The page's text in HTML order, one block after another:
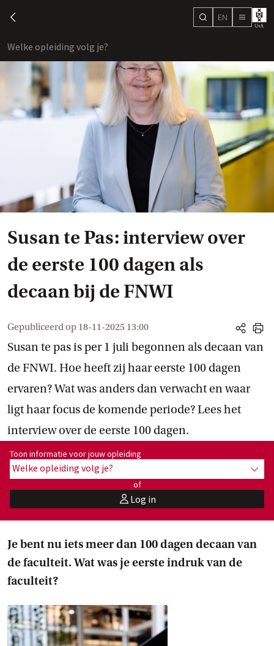
chevron-left search
EN menu
Welke opleiding volg je?
Susan te Pas: interview over
de eerste 100 dagen als
decaan bij de FNWI
Gepubliceerd op 18-11-2025 13:00
share
print
Susan te pas is per 1 juli begonnen als decaan van
de FNWI. Hoe heeft zij haar eerste 100 dagen
ervaren? Wat was anders dan verwacht en waar
ligt haar focus de komende periode? Lees het
interview over de eerste 100 dagen.
Toon informatie voor opleiding:
Toon informatie voor jouw opleiding
Welke opleiding volg je? toon
of
userLog in
Je bent nu iets meer dan 100 dagen decaan van
de faculteit. Wat was je eerste indruk van de
faculteit?